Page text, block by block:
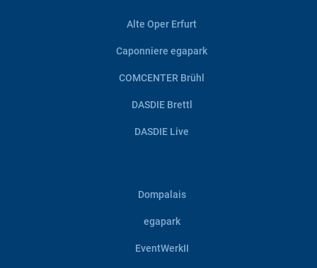
Alte Oper Erfurt
Caponniere egapark
COMCENTER Brühl
DASDIE Brettl
DASDIE Live
Dompalais
egapark
EventWerkII